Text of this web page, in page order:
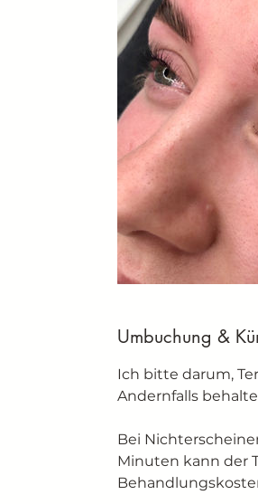
Umbuchung &
Ich bitte darum,
Andernfalls
Bei
Minuten kann der